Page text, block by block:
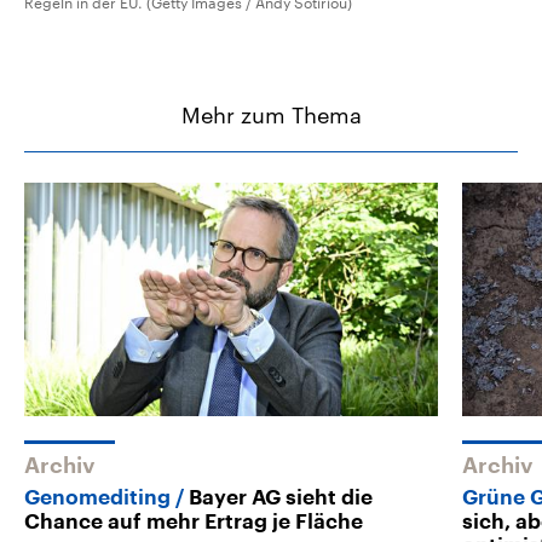
Mehr zum Thema
Archiv
Genomediting
Bayer AG sieht die
Chance auf mehr Ertrag je Fläche
Archiv
Grüne
sich,